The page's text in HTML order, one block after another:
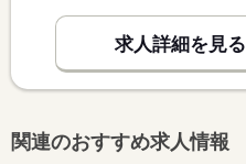
求人詳細を見る
関連のおすすめ求人情報